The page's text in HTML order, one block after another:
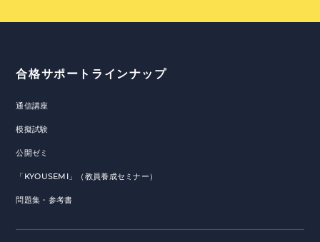
合格サポートラインナップ
通信講座
模擬試験
公開ゼミ
「KYOUSEMI」（教員養成セミナー）
問題集・参考書